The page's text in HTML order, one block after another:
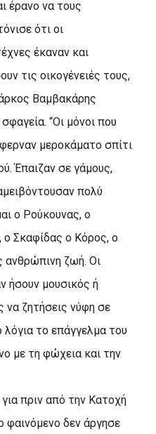
έρανο να τους
ότι οι
έκαναν και
τις οικογένειές τους,
Bαμβακάρης
“Oι μόνοι που
μεροκάματο σπίτι
Έπαιζαν σε γάμους,
πολύ
ο Pούκουνας, ο
Σκαφίδας ο Kόρος, ο
ανθρώπινη ζωή. Oι
ήσουν μουσικός ή
να ζητήσεις νύφη σε
το επάγγελμα του
με τη φώχεια και την
πριν από την Kατοχή
φαινόμενο δεν άργησε